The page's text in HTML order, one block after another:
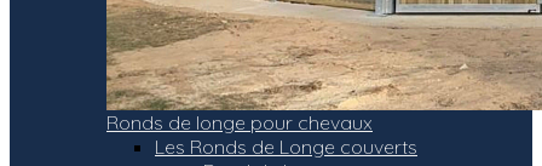
Ronds de longe pour chevaux
Les Ronds de Longe couverts